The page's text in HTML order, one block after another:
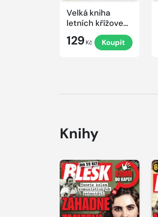
Velká kniha
letních křížovek
129 Kč Koupit
Knihy